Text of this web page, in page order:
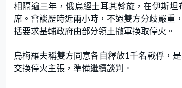
4
2
%
相隔逾三年，俄烏經土耳其斡旋，在伊斯
席。會談歷時近兩小時，不過雙方分歧嚴重
括要求基輔政府由部分領土撤軍換取停火。
烏梅羅夫稱雙方同意各自釋放1千名戰俘，
交換停火主張，準備繼續談判。